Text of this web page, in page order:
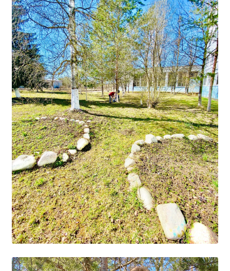
УЧЕБНАЯ РАБОТА
Расписание занятий
Заочное отделение
Локальные акты
ВОСПИТАТЕЛЬНАЯ РАБОТА
Безопасность на железной дороге
ГТО
Дополнительное образование
Информационная безопасность
Информация для детей-сирот
Памятные даты военной истории
Пожарная безопасность
Программа воспитания
Противодействие терроризму
Работа педагога-психолога